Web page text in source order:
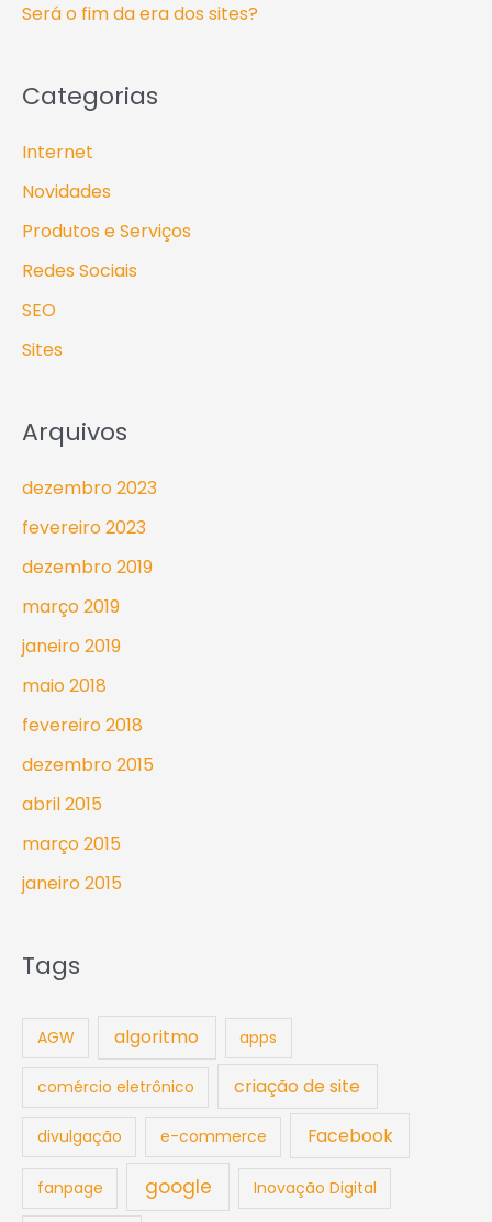
r
Será o fim da era dos sites?
Categorias
Internet
Novidades
Produtos e Serviços
Redes Sociais
SEO
Sites
Arquivos
dezembro 2023
fevereiro 2023
dezembro 2019
março 2019
janeiro 2019
maio 2018
fevereiro 2018
dezembro 2015
abril 2015
março 2015
janeiro 2015
Tags
AGW algoritmo apps
comércio eletrônico criação de site
divulgação e-commerce Facebook
fanpage google Inovação Digital